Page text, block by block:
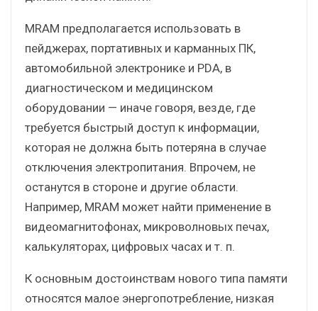
MRAM предполагается использовать в
пейджерах, портативных и карманных ПК,
автомобильной электронике и PDA, в
диагностическом и медицинском
оборудовании — иначе говоря, везде, где
требуется быстрый доступ к информации,
которая не должна быть потеряна в случае
отключения электропитания. Впрочем, не
останутся в стороне и другие области.
Например, MRAM может найти применение в
видеомагнитофонах, микроволновых печах,
калькуляторах, цифровых часах и т. п.
К основным достоинствам нового типа памяти
относятся малое энергопотребление, низкая